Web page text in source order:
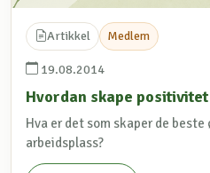
Artikkel Medlem
19.08.2014
Hvordan skape
Hva er det som skaper de
arbeidsplass?